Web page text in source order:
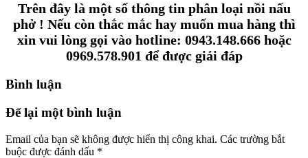
Trên đây là một số thông tin phân loại nồi nấu
phở ! Nếu còn thắc mắc hay muốn mua hàng thì
xin vui lòng gọi vào hotline: 0943.148.666 hoặc
0969.578.901 để được giải đáp
Bình luận
Để lại một bình luận
Email của bạn sẽ không được hiển thị công khai. Các trường bắt
buộc được đánh dấu *